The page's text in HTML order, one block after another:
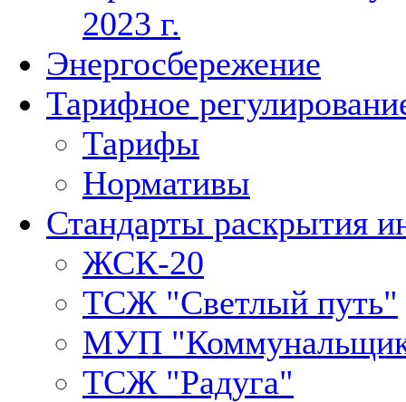
2023 г.
Энергосбережение
Тарифное
Тарифы
Нормативы
Стандарты раскрытия
ЖСК-20
ТСЖ "Светлый путь"
МУП
ТСЖ "Радуга"